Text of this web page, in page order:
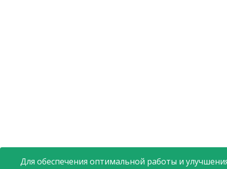
Для обеспечения оптимальной работы и